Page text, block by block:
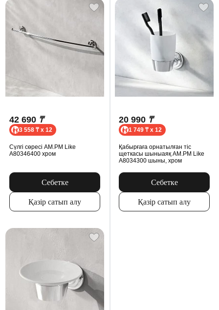
42 690 ₸
3 558 ₸ x 12
Сүлгі сөресі AM.PM Like
A80346400 хром
Себетке
Қазір сатып алу
20 990 ₸
1 749 ₸ x 12
Қабырғаға орнатылған тіс
щеткасы шыныаяқ AM.PM Like
A8034300 шыны, хром
Себетке
Қазір сатып алу